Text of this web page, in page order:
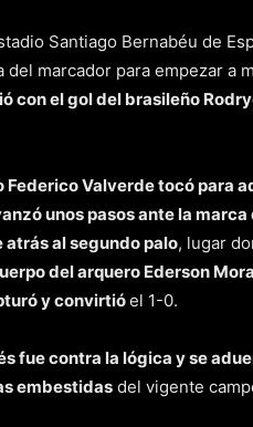
Santiago Bernabéu de
marcador para empezar a
con el gol del brasileño
Federico Valverde tocó para
unos pasos ante la
atrás al segundo palo, lugar
del arquero Ederson
y convirtióel 1-0.
fue contra la lógica y se
embestidas del vigente